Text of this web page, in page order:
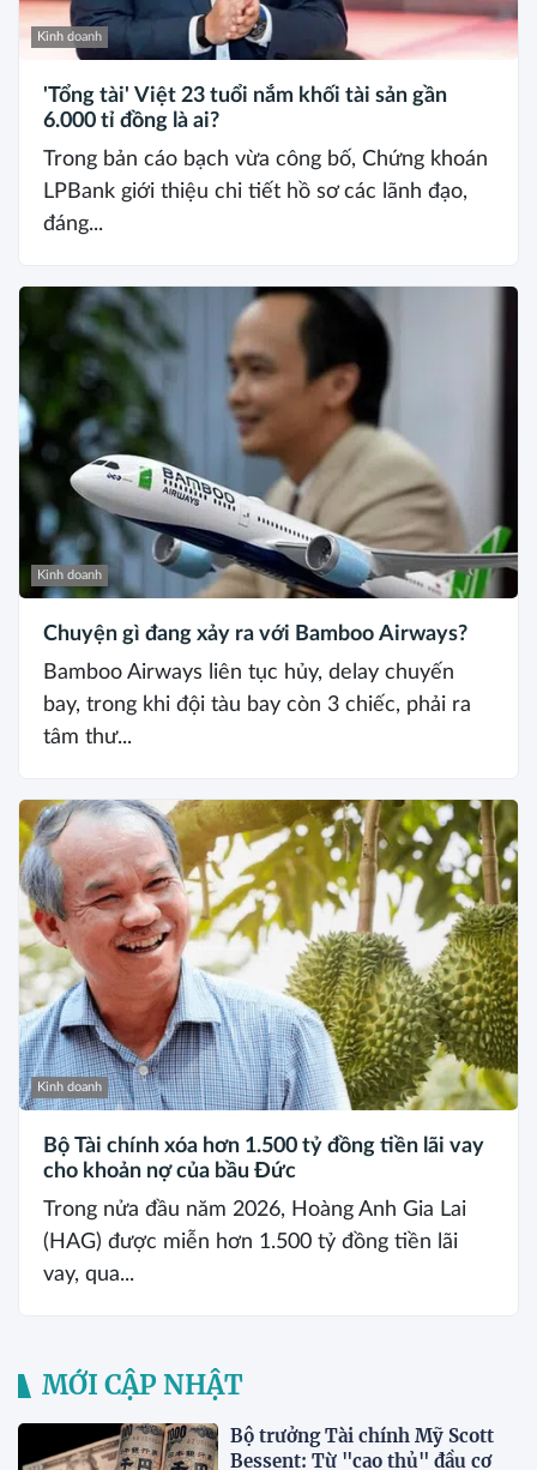
Kinh doanh
'Tổng tài' Việt 23 tuổi nắm khối tài sản gần
6.000 tỉ đồng là ai?
Trong bản cáo bạch vừa công bố, Chứng khoán
LPBank giới thiệu chi tiết hồ sơ các lãnh đạo,
đáng...
Kinh doanh
Chuyện gì đang xảy ra với Bamboo Airways?
Bamboo Airways liên tục hủy, delay chuyến
bay, trong khi đội tàu bay còn 3 chiếc, phải ra
tâm thư...
Kinh doanh
Bộ Tài chính xóa hơn 1.500 tỷ đồng tiền lãi vay
cho khoản nợ của bầu Đức
Trong nửa đầu năm 2026, Hoàng Anh Gia Lai
(HAG) được miễn hơn 1.500 tỷ đồng tiền lãi
vay, qua...
MỚI CẬP NHẬT
Bộ trưởng Tài chính Mỹ Scott
Bessent: Từ "cao thủ" đầu cơ